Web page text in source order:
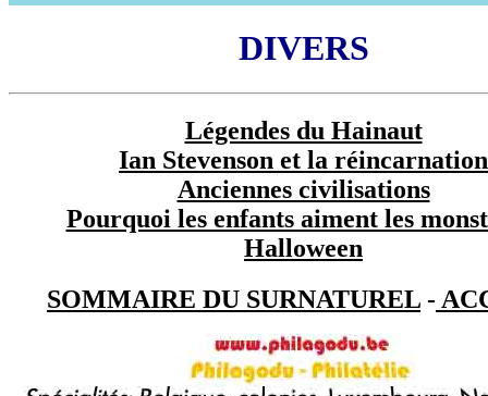
DIVERS
Légendes du Hainaut
Ian Stevenson et la réincarnation
Anciennes civilisations
Pourquoi les enfants aiment les
Halloween
SOMMAIRE DU SURNATUREL -